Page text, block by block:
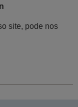
site, pode nos